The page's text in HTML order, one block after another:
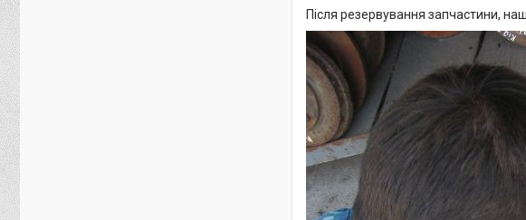
Після резервування запчастини,